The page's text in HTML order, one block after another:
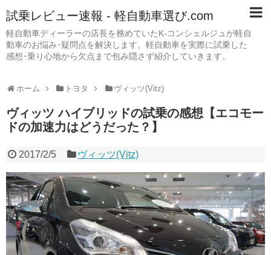
試乗レビュー速報 - 軽自動車選び.com
軽自動車ディーラーの店長を務めていたK-コンシェルジュが軽自
動車のお悩み･疑問点を解決します。軽自動車を実際に試乗した
感想･乗り心地から欠点まで包み隠さず紹介していきます。
ホーム トヨタ ヴィッツ(Vitz)
ヴィッツ ハイブリッドの試乗の感想【エコモー
ドの加速力はどうだった？】
2017/2/5 ヴィッツ(Vitz)